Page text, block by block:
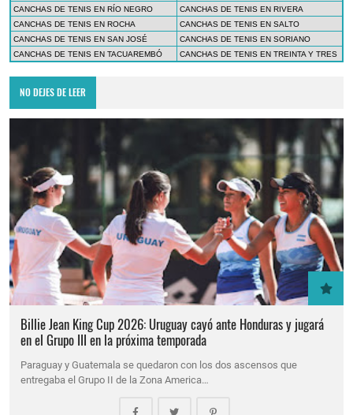
CANCHAS DE TENIS EN RÍO NEGRO
CANCHAS DE TENIS EN RIVERA
CANCHAS DE TENIS EN ROCHA
CANCHAS DE TENIS EN SALTO
CANCHAS DE TENIS EN SAN JOSÉ
CANCHAS DE TENIS EN SORIANO
CANCHAS DE TENIS EN TACUAREMBÓ
CANCHAS DE TENIS EN TREINTA Y TRES
NO DEJES DE LEER
Billie Jean King Cup 2026: Uruguay cayó ante Honduras y jugará
en el Grupo III en la próxima temporada
Paraguay y Guatemala se quedaron con los dos ascensos que
entregaba el Grupo II de la Zona America…